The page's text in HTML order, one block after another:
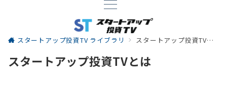
スタートアップ投資TV ライブラリ スタートアップ投資TVとは
スタートアップ投資TVとは